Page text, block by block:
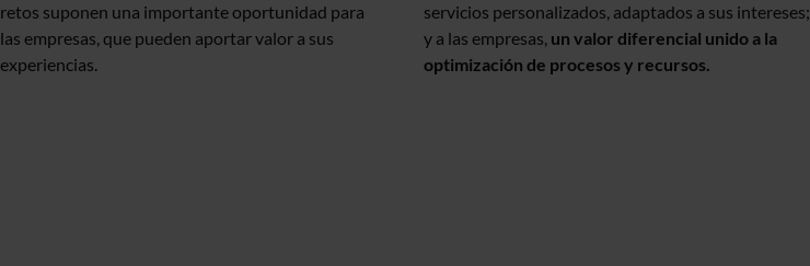
retos suponen una importante oportunidad para
las empresas, que pueden aportar valor a sus
experiencias.
servicios personalizados, adaptados a sus intereses;
y a las empresas, un valor diferencial unido a la
optimización de procesos y recursos.